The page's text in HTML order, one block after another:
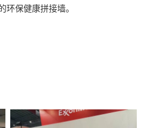
保健康拼接墙。